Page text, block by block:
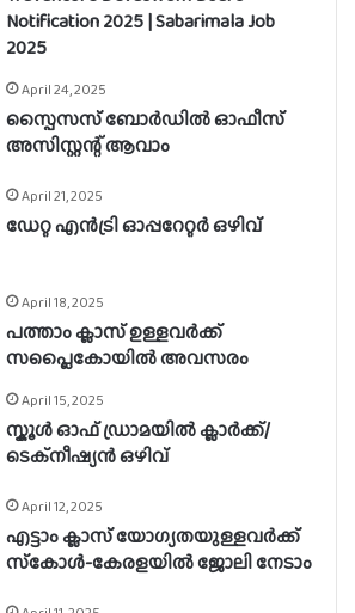
Notification 2025 | Sabarimala Job
2025
April 24, 2025
സ്പൈസസ് ബോർഡിൽ ഓഫീസ്
അസിസ്റ്റന്റ് ആവാം
April 21, 2025
ഡേറ്റ എൻട്രി ഓപ്പറേറ്റർ ഒഴിവ്
April 18, 2025
പത്താം ക്ലാസ് ഉള്ളവർക്ക്
സപ്ലൈകോയിൽ അവസരം
April 15, 2025
സ്കൂൾ ഓഫ് ഡ്രാമയിൽ ക്ലാർക്ക്/
ടെക്നീഷ്യൻ ഒഴിവ്
April 12, 2025
എട്ടാം ക്ലാസ് യോഗ്യതയുള്ളവർക്ക്
സ്‌കോൾ-കേരളയിൽ ജോലി നേടാം